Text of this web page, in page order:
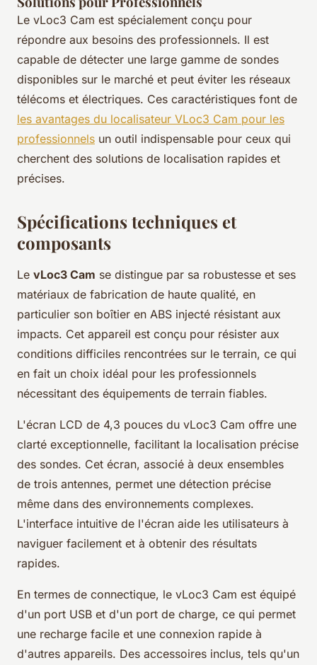
Le vLoc3 Cam est spécialement conçu pour
répondre aux besoins des professionnels. Il est
capable de détecter une large gamme de sondes
disponibles sur le marché et peut éviter les réseaux
télécoms et électriques. Ces caractéristiques font de
les avantages du localisateur VLoc3 Cam pour les
professionnels un outil indispensable pour ceux qui
cherchent des solutions de localisation rapides et
précises.
Spécifications techniques et
composants
Le vLoc3 Cam se distingue par sa robustesse et ses
matériaux de fabrication de haute qualité, en
particulier son boîtier en ABS injecté résistant aux
impacts. Cet appareil est conçu pour résister aux
conditions difficiles rencontrées sur le terrain, ce qui
en fait un choix idéal pour les professionnels
nécessitant des équipements de terrain fiables.
L'écran LCD de 4,3 pouces du vLoc3 Cam offre une
clarté exceptionnelle, facilitant la localisation précise
des sondes. Cet écran, associé à deux ensembles
de trois antennes, permet une détection précise
même dans des environnements complexes.
L'interface intuitive de l'écran aide les utilisateurs à
naviguer facilement et à obtenir des résultats
rapides.
En termes de connectique, le vLoc3 Cam est équipé
d'un port USB et d'un port de charge, ce qui permet
une recharge facile et une connexion rapide à
d'autres appareils. Des accessoires inclus, tels qu'un